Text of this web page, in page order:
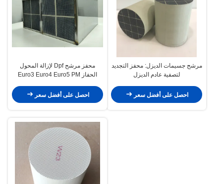
مرشح جسيمات الديزل: محفز التجديد
لتصفية عادم الديزل
احصل على أفضل سعر
محفز مرشح Dpf لإزالة المحول
الحفاز Euro3 Euro4 Euro5 PM
احصل على أفضل سعر